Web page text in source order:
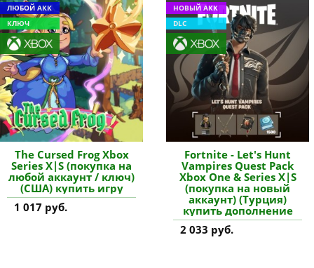
ЛЮБОЙ АКК
КЛЮЧ
The Cursed Frog Xbox
Series X|S (покупка на
любой аккаунт / ключ)
(США) купить игру
1 017 руб.
НОВЫЙ АКК
DLC
Fortnite - Let's Hunt
Vampires Quest Pack
Xbox One & Series X|S
(покупка на новый
аккаунт) (Турция)
купить дополнение
2 033 руб.